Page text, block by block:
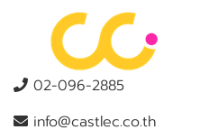
02-096-2885
info@castlec.co.th